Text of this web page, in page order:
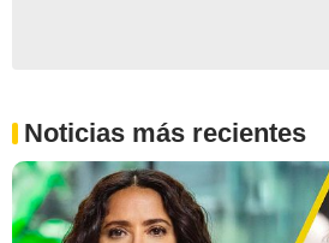
Noticias más recientes